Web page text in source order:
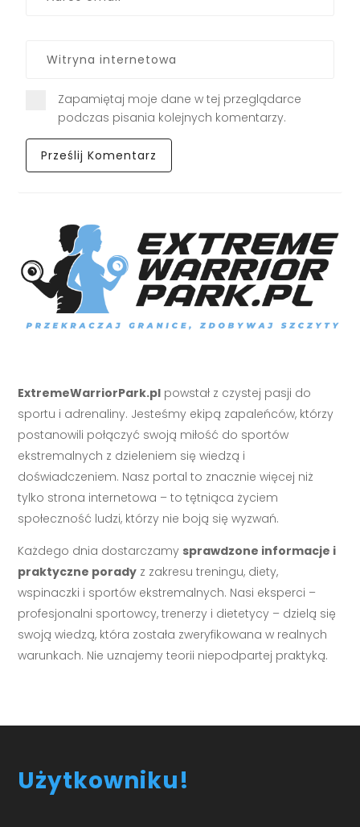
Zapamiętaj moje dane w tej przeglądarce
podczas pisania kolejnych komentarzy.
ExtremeWarriorPark.pl powstał z czystej pasji do
sportu i adrenaliny. Jesteśmy ekipą zapaleńców, którzy
postanowili połączyć swoją miłość do sportów
ekstremalnych z dzieleniem się wiedzą i
doświadczeniem. Nasz portal to znacznie więcej niż
tylko strona internetowa – to tętniąca życiem
społeczność ludzi, którzy nie boją się wyzwań.
Każdego dnia dostarczamy sprawdzone informacje i
praktyczne porady z zakresu treningu, diety,
wspinaczki i sportów ekstremalnych. Nasi eksperci –
profesjonalni sportowcy, trenerzy i dietetycy – dzielą się
swoją wiedzą, która została zweryfikowana w realnych
warunkach. Nie uznajemy teorii niepodpartej praktyką.
Użytkowniku!